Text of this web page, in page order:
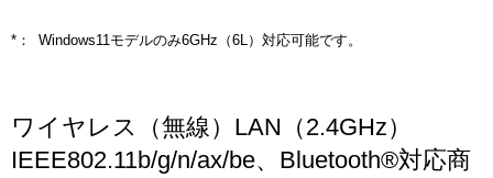
*： Windows11モデルのみ6GHz（6L）対応可能です。
ワイヤレス（無線）LAN（2.4GHz）
IEEE802.11b/g/n/ax/be、Bluetooth®対応商